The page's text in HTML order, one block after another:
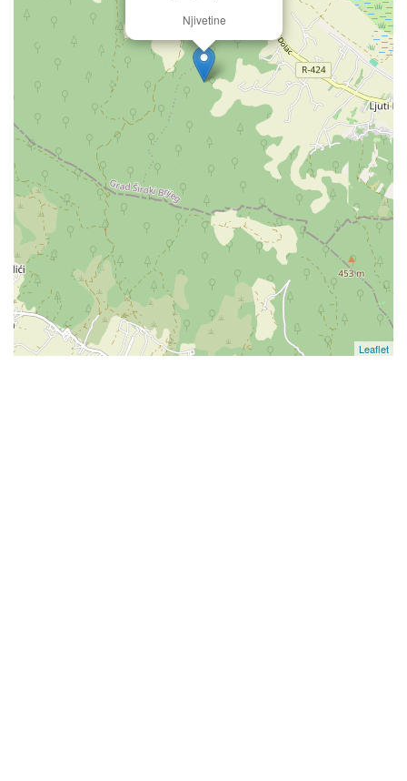
Njivetine
Leaflet